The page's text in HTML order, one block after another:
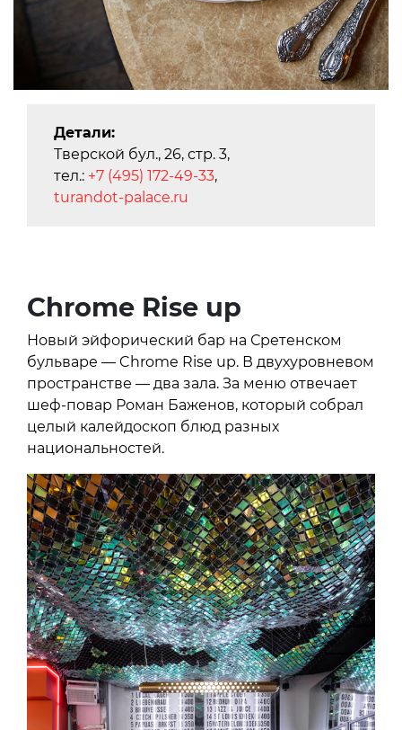
Детали:
Тверской бул., 26, стр. 3,
тел.: +7 (495) 172-49-33,
turandot-palace.ru
Chrome Rise up
Новый эйфорический бар на Сретенском
бульваре — Chrome Rise up. В двухуровневом
пространстве — два зала. За меню отвечает
шеф-повар Роман Баженов, который собрал
целый калейдоскоп блюд разных
национальностей.